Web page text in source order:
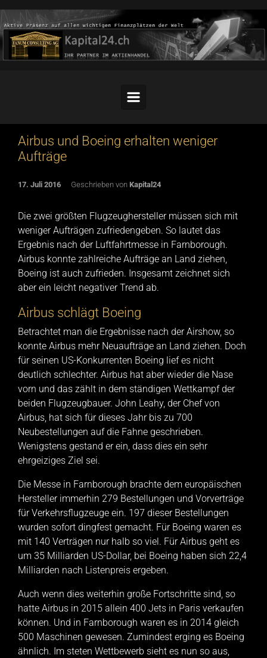
Skip to main content
Airbus und Boeing erhalten weniger
Aufträge
17. Juli 2016 Geschrieben von Kapital24
Die zwei größten Flugzeughersteller müssen sich mit
weniger Aufträgen zufriedengeben. So lautet das
Ergebnis nach der Luftfahrtmesse in Farnborough.
Airbus konnte zahlreiche Aufträge an Land ziehen,
Boeing ist auch zufrieden. Insgesamt zeichnet sich
aber ein leicht negativer Trend ab.
Airbus schlägt Boeing
Betrachtet man die Ergebnisse nach der Airshow, so
konnte Airbus mehr Neuaufträge an Land ziehen. Doch
für seinen US-Konkurrenten Boeing lief es nicht
deutlich schlechter. Airbus hat aber wieder die Nase
vorn und das zählt in dem ständigen Wettkampf der
beiden Flugzeugbauer. John Leahy, der Chef von
Airbus, hat sich für dieses Jahr bis zu 700
Neubestellungen auf die Fahne geschrieben.
Wenigstens gestand er ein, dass dies ein sehr
ehrgeiziges Ziel sei.
Die Messe in Farnborough brachte dem europäischen
Hersteller immerhin 279 Bestellungen und Vorverträge
für Verkehrsflugzeuge ein. 197 dieser Bestellungen
wurden sofort dingfest gemacht. Für Boeing waren es
mit 140 Verträgen nur halb so viel. Für Airbus geht es
um 35 Milliarden US-Dollar, bei Boeing haben sich 22,4
Milliarden nach Listenpreis ergeben.
Auch wenn dies weiterhin große Fortschritte sind, so
hatte Airbus in 2015 allein 400 Jets in Paris verkaufen
können. Und in Farnborough waren es in 2014 gleich
500 Maschinen gewesen. Zumindest erging es Boeing
ähnlich. Im steten Wettbewerb sieht es nun so aus,